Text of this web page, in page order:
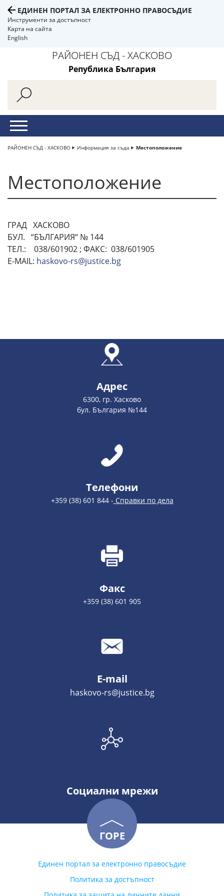
ЕДИНЕН ПОРТАЛ ЗА ЕЛЕКТРОННО ПРАВОСЪДИЕ
Инструменти за достъпност
Карта на сайта
English
РАЙОНЕН СЪД - ХАСКОВО
Република България
РАЙОНЕН СЪД - ХАСКОВО Информация за съда Местоположение
Местоположение
ГРАД ХАСКОВО
БУЛ. “БЪЛГАРИЯ“ № 144
ТЕЛ.: 038/601902 ; ФАКС: 038/601905
E-MAIL: haskovo-rs@justice.bg
Адрес
6300, гр. Хасково
бул. България №144
Телефони
+359 (38) 601 844 - Справки по дела
Факс
+359 (38) 601 905
E-mail
haskovo-rs@justice.bg
Социални мрежи
ГОРЕ
Единен портал за електронно правосъдие
Политика за достъпност